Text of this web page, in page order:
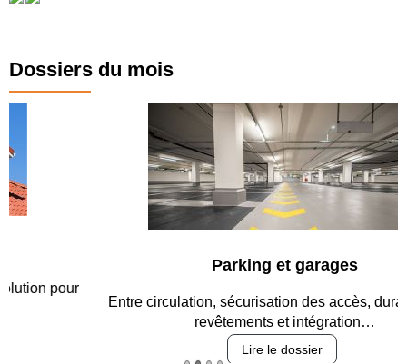
Dossiers du mois
Parking et garages
Entre circulation, sécurisation des accès, durabilité des
revêtements et intégration…